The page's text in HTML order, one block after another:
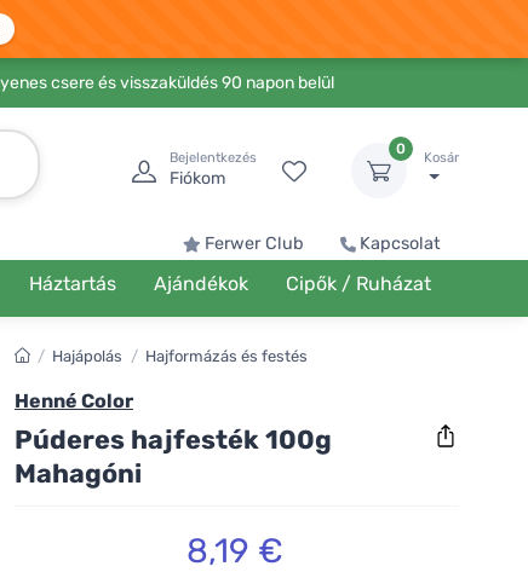
csere és visszaküldés 90 napon belül
Bejelentkezés
Fiókom
0
Kosár
Ferwer Club Kapcsolat
Háztartás Ajándékok Cipők / Ruházat
/ Hajápolás / Hajformázás és festés
Henné Color
Púderes hajfesték 100g
Mahagóni
8,19 €